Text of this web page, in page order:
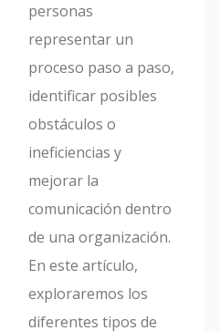
personas
representar un
proceso paso a paso,
identificar posibles
obstáculos o
ineficiencias y
mejorar la
comunicación dentro
de una organización.
En este artículo,
exploraremos los
diferentes tipos de